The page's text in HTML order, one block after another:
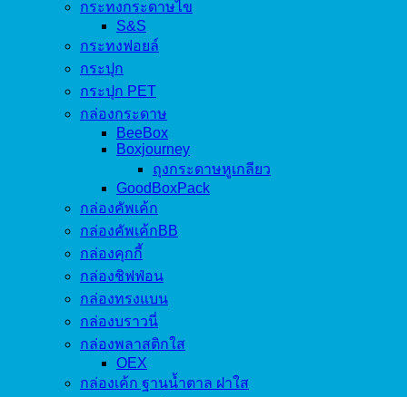
กระทงกระดาษไข
S&S
กระทงฟอยล์
กระปุก
กระปุก PET
กล่องกระดาษ
BeeBox
Boxjourney
ถุงกระดาษหูเกลียว
GoodBoxPack
กล่องคัพเค้ก
กล่องคัพเค้กBB
กล่องคุกกี้
กล่องชิฟฟ่อน
กล่องทรงแบน
กล่องบราวนี่
กล่องพลาสติกใส
OEX
กล่องเค้ก ฐานน้ำตาล ฝาใส